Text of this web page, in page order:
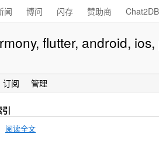
闻 博问 闪存 赞助商 Chat2DB
flutter, android,
订阅 管理
阅读全文